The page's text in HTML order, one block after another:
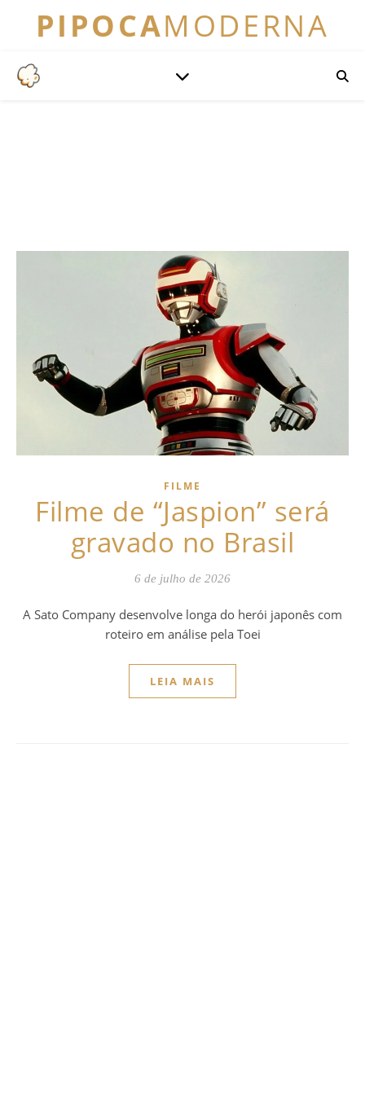
PIPOCAMODERNA
FILME
Filme de “Jaspion” será
gravado no Brasil
6 de julho de 2026
A Sato Company desenvolve longa do herói japonês com
roteiro em análise pela Toei
LEIA MAIS